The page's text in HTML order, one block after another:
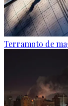
Terramoto de